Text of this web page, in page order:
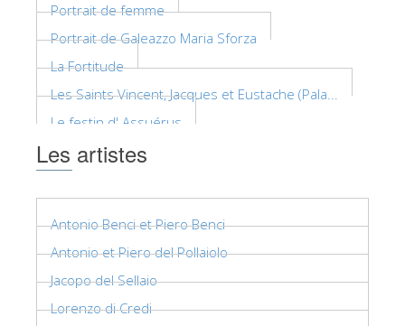
Portrait de femme
Portrait de Galeazzo Maria Sforza
La Fortitude
Les Saints Vincent, Jacques et Eustache (Pala...
Le festin d' Assuérus
Les artistes
Antonio Benci et Piero Benci
Antonio et Piero del Pollaiolo
Jacopo del Sellaio
Lorenzo di Credi